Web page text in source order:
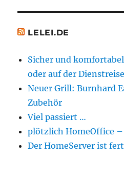
LELEI.DE
Sicher und
oder auf der Dienstreise
Neuer Grill: Burnhard
Zubehör
Viel passiert …
plötzlich HomeOffice –
Der HomeServer ist